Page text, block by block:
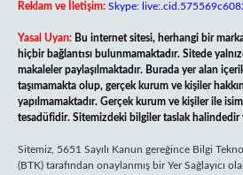
Reklam ve İletişim: Skype:
Yasal Uyarı: Bu internet sitesi, herhangi bir
hiçbir bağlantısı bulunmamaktadır. Sitede
makaleler paylaşılmaktadır. Burada yer alan
taşımamakta olup, gerçek kurum ve kişiler
yapılmamaktadır. Gerçek kurum ve kişiler ile
tesadüfidir. Sitemizdeki bilgiler taslak halindedir
Sitemiz, 5651 Sayılı Kanun gereğince Bilgi
(BTK) tarafından onaylanmış bir Yer Sağlayıcı